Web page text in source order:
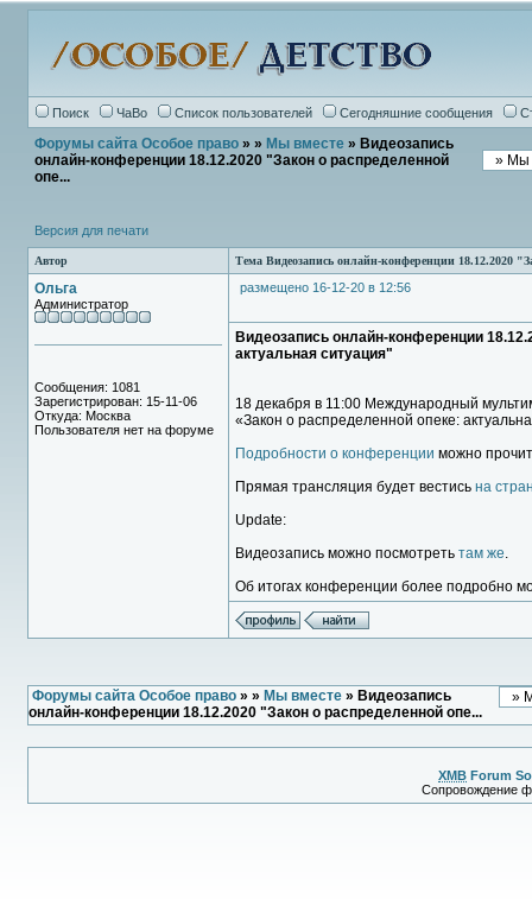
Поиск ЧаВо Список пользователей Сегодняшние сообщения
Форумы сайта Особое право» » Мы вместе» Видеозапись
онлайн-конференции 18.12.2020 "Закон о распределенной
опе...
Версия для печати
Автор Тема Видеозапись онлайн-конференции 18.12.2020
Ольга
Администратор
Сообщения: 1081
Зарегистрирован: 15-11-06
Откуда: Москва
Пользователя нет на форуме
размещено 16-12-20 в 12:56
Видеозапись онлайн-конференции
актуальная ситуация"
18 декабря в 11:00 Международный
«Закон о распределенной опеке:
Подробности о конференции можно
Прямая трансляция будет вестись на
Update:
Видеозапись можно посмотреть там же.
Об итогах конференции более подробно
Форумы сайта Особое право» » Мы вместе» Видеозапись
онлайн-конференции 18.12.2020 "Закон о распределенной опе...
XMB Forum
Сопровождение